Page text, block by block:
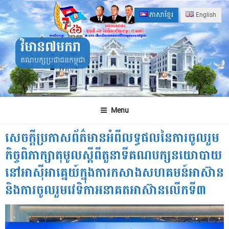
Skip
to
content
ភាសាខ្មែរ English
វិមាន៧មករា
គណបក្សប្រជាជនកម្ពុជា
Menu
សេចក្តីប្រកាសព័ត៌មានអំពីលទ្ធផលនៃការចូលរួម
កិច្ចពិភាក្សាតុមូលស្ដីពីតួនាទីគណបក្សនយោបាយ
នៅអាស៊ីអាគ្នេយ៍ក្នុងការកសាងសហគមន៍អាស៊ាន
និងការចូលរួមវេទិកាអនាគតអាស៊ានលើកទី៣